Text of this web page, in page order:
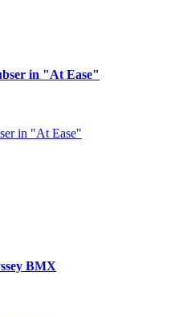
in "At Ease"
in "At Ease"
BMX